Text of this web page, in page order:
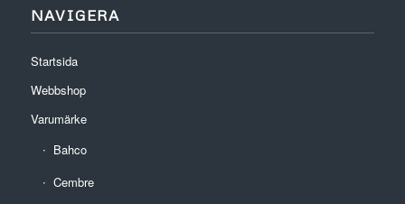
NAVIGERA
Startsida
Webbshop
Varumärke
Bahco
Cembre